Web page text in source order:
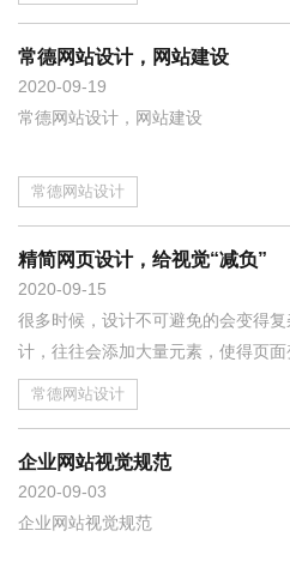
09-19
2020
常德网站设计，网站建设
常德网站设计，网站建设
常德网站设计
09-15
2020
精简网页设计，给视觉“减负”
很多时候，设计不可避免的会变得
计，往往会添加大量元素，使得页面
人难以理解，因此我们就需要通过设
常德网站设计
09-03
2020
企业网站视觉规范
企业网站视觉规范